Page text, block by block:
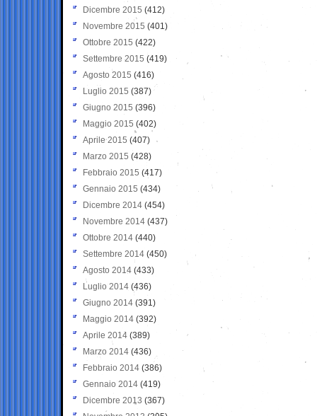
Dicembre 2015 (412)
Novembre 2015 (401)
Ottobre 2015 (422)
Settembre 2015 (419)
Agosto 2015 (416)
Luglio 2015 (387)
Giugno 2015 (396)
Maggio 2015 (402)
Aprile 2015 (407)
Marzo 2015 (428)
Febbraio 2015 (417)
Gennaio 2015 (434)
Dicembre 2014 (454)
Novembre 2014 (437)
Ottobre 2014 (440)
Settembre 2014 (450)
Agosto 2014 (433)
Luglio 2014 (436)
Giugno 2014 (391)
Maggio 2014 (392)
Aprile 2014 (389)
Marzo 2014 (436)
Febbraio 2014 (386)
Gennaio 2014 (419)
Dicembre 2013 (367)